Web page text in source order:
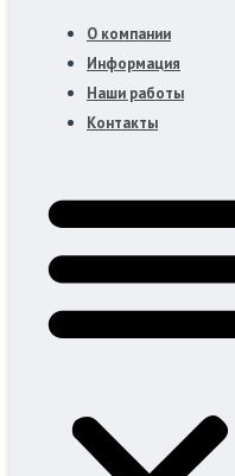
О компании
Информация
Наши работы
Контакты